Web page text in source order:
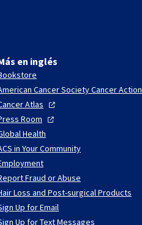
en inglés
Cancer Society Cancer Action
Atlas
Room
Health
in Your Community
Fraud or Abuse
Loss and Post-surgical Products
Up for Email
Up for Text Messages